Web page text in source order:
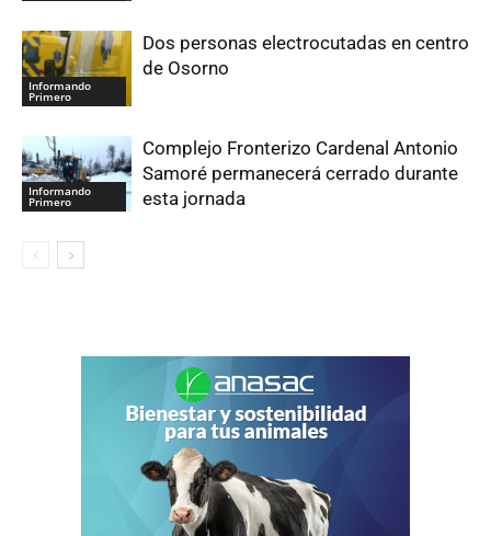
Informando
Primero
Dos personas electrocutadas en centro
de Osorno
Informando
Primero
Complejo Fronterizo Cardenal Antonio
Samoré permanecerá cerrado durante
esta jornada